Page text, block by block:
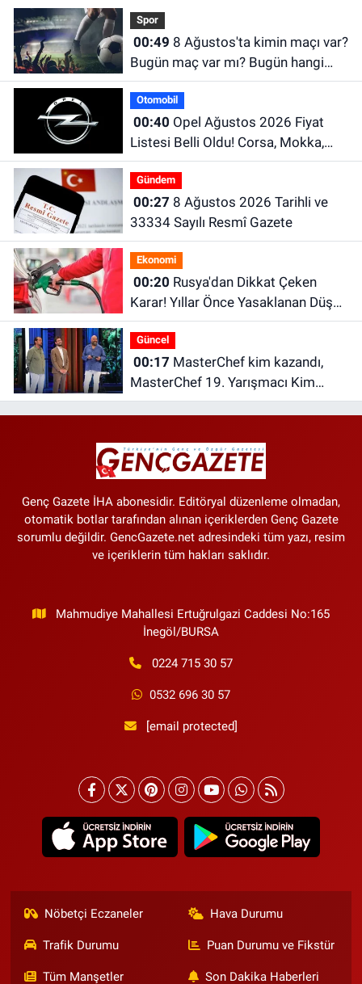
Spor
00:49
Bugün maç var mı? Bugün hangi
maçlar var?
Otomobil
00:40
Listesi Belli Oldu! Corsa, Mokka,
Frontera ve Grandland Güncel
Fiyatları
Gündem
00:27
33334 Sayılı Resmî Gazete
Ekonomi
00:20
Karar! Yıllar Önce Yasaklanan Düşük
Standartlı Benzin Yeniden Satılacak
Güncel
00:17
MasterChef 19. Yarışmacı Kim
Oldu, 7 Ağustos’ta Ana Kadroya
Genç Gazete İHA abonesidir. Editöryal düzenleme olmadan,
otomatik botlar tarafından alınan içeriklerden Genç Gazete
sorumlu değildir. GencGazete.net adresindeki tüm yazı, resim
ve içeriklerin tüm hakları saklıdır.
Mahmudiye Mahallesi Ertuğrulgazi Caddesi No:165
İnegöl/BURSA
0224 715 30 57
0532 696 30 57
[email protected]
Nöbetçi Eczaneler Hava Durumu
Trafik Durumu Puan Durumu ve Fikstür
Tüm Manşetler Son Dakika Haberleri